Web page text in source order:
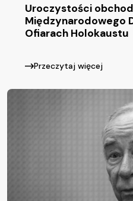
Uroczystości
Międzynarodowego
Ofiarach Holokaustu
Przeczytaj więcej